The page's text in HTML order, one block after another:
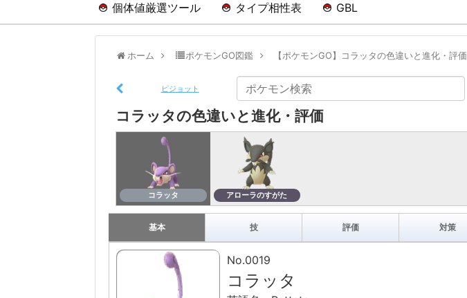
個体値厳選ツール タイプ相性表 GBL
ホーム ポケモンGO図鑑 【ポケモンGO】コラッタの色違いと進化・評価
ピジョット
コラッタの色違いと進化・評価
コラッタ アローラのすがた
基本 技 評価 対策
No.0019
コラッタ